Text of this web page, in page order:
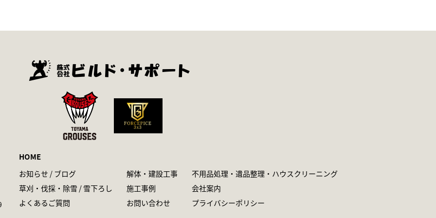
HOME
お知らせ / ブログ
草刈・伐採・除雪 / 雪下ろし
よくあるご質問
解体・建設工事
施工事例
お問い合わせ
不用品処理・遺品整理・ ハウスクリーニング
会社案内
プライバシーポリシー